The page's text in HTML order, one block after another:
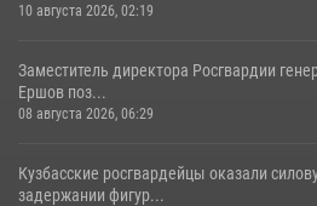
10 августа 2026, 02:19
Заместитель директора Росгвардии
Ершов поз...
08 августа 2026, 06:29
Кузбасские росгвардейцы оказали
задержании фигур...